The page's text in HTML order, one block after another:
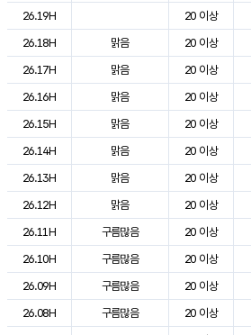
26.19H
20 이상
26.18H
맑음 20 이상
26.17H
맑음 20 이상
26.16H
맑음 20 이상
26.15H
맑음 20 이상
26.14H
맑음 20 이상
26.13H
맑음 20 이상
26.12H
맑음 20 이상
26.11H
구름많음 20 이상
26.10H
구름많음 20 이상
26.09H
구름많음 20 이상
26.08H
구름많음 20 이상